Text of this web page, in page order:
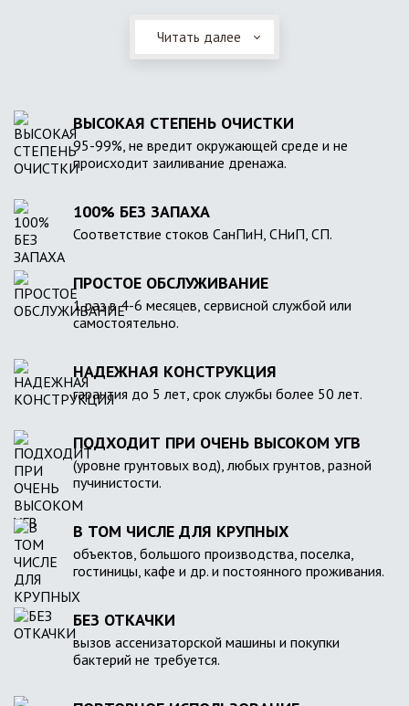
Читать далее
ВЫСОКАЯ СТЕПЕНЬ ОЧИСТКИ
95-99%, не вредит окружающей среде и не
происходит заиливание дренажа.
100% БЕЗ ЗАПАХА
Соответствие стоков СанПиН, СНиП, СП.
ПРОСТОЕ ОБСЛУЖИВАНИЕ
1 раз в 4-6 месяцев, сервисной службой или
самостоятельно.
НАДЕЖНАЯ КОНСТРУКЦИЯ
гарантия до 5 лет, срок службы более 50 лет.
ПОДХОДИТ ПРИ ОЧЕНЬ ВЫСОКОМ УГВ
(уровне грунтовых вод), любых грунтов, разной
пучинистости.
В ТОМ ЧИСЛЕ ДЛЯ КРУПНЫХ
объектов, большого производства, поселка,
гостиницы, кафе и др. и постоянного проживания.
БЕЗ ОТКАЧКИ
вызов ассенизаторской машины и покупки
бактерий не требуется.